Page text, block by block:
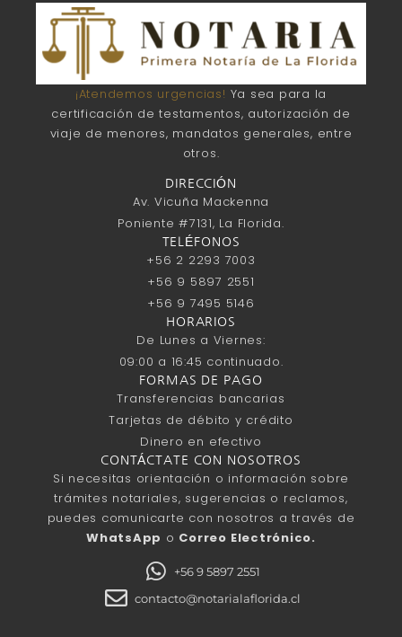
¡Atendemos urgencias! Ya sea para la
certificación de testamentos, autorización de
viaje de menores, mandatos generales, entre
otros.
DIRECCIÓN
Av. Vicuña Mackenna
Poniente #7131, La Florida.
TELÉFONOS
+56 2 2293 7003
+56 9 5897 2551
+56 9 7495 5146
HORARIOS
De Lunes a Viernes:
09:00 a 16:45 continuado.
FORMAS DE PAGO
Transferencias bancarias
Tarjetas de débito y crédito
Dinero en efectivo
CONTÁCTATE CON NOSOTROS
Si necesitas orientación o información sobre
trámites notariales, sugerencias o reclamos,
puedes comunicarte con nosotros a través de
WhatsApp o Correo Electrónico.
+56 9 5897 2551
contacto@notarialaflorida.cl